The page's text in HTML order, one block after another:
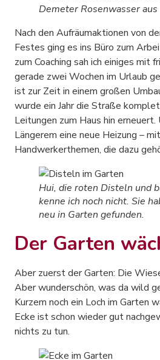
Demeter Rosenwasser aus
Nach den Aufräumaktionen von
Festes ging es ins Büro zum
zum Coaching sah ich einiges mit
gerade zwei Wochen im Urlaub
ist zur Zeit in einem großen
wurde ein Jahr die Straße
Leitungen zum Haus hin
Längerem eine neue Heizung –
Handwerkerthemen, die dazu
Hui, die roten Disteln und
kenne ich noch nicht. Sie
neu in Garten gefunden.
Der Garten
Aber zuerst der Garten: Die
Aber wunderschön, was da wild
Kurzem noch ein Loch im Garten
Ecke ist schon wieder gut
nichts zu tun.